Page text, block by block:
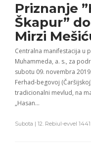
Priznanje
Škapur”
Mirzi
Centralna manifestacija u
Muhammeda, a. s., za
subotu 09. novembra
Ferhad-begovoj
tradicionalni mevlud, na
„Hasan…
Subota | 12. Rebiul-evvel